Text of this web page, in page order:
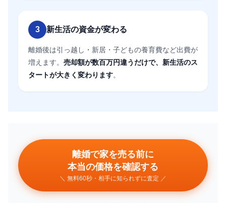
3 新生活の資金が変わる
離婚後は引っ越し・新居・子どもの養育費など出費が
増えます。 売却額が数百万円違うだけで、新生活のス
タートが大きく変わります。
離婚で家を売る前に
本当の価格を確認する
＼ 無料60秒・相手に知られずに査定 ／